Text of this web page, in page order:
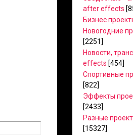
after effects
Бизнес
Новогодние
[2251]
Новости,
effects [454]
Спортивные
[822]
Эффекты
[2433]
Разные
[15327]